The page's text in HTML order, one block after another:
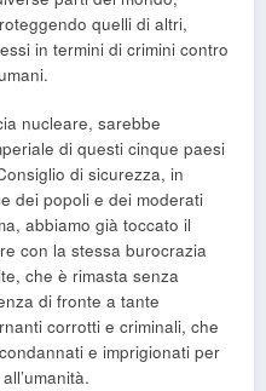
quelli di altri,
in termini di crimini contro
nucleare, sarebbe
di questi cinque paesi
di sicurezza, in
dei popoli e dei moderati
abbiamo già toccato il
con la stessa burocrazia
che è rimasta senza
di fronte a tante
corrotti e criminali, che
e imprigionati per